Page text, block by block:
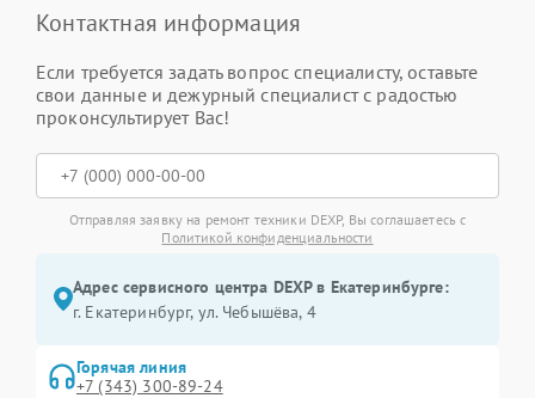
Контактная информация
Если требуется задать вопрос специалисту, оставьте
свои данные и дежурный специалист с радостью
проконсультирует Вас!
Отправляя заявку на ремонт техники DEXP, Вы соглашаетесь с
Политикой конфиденциальности
Адрес сервисного центра DEXP в Екатеринбурге:
г. Екатеринбург, ул. Чебышёва, 4
Горячая линия
+7 (343) 300-89-24